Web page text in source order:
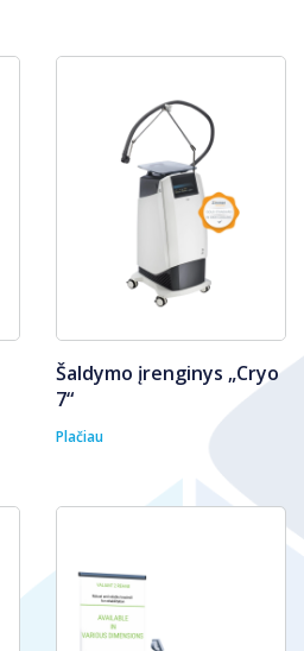
Šaldymo įrenginys „Cryo
7“
Plačiau